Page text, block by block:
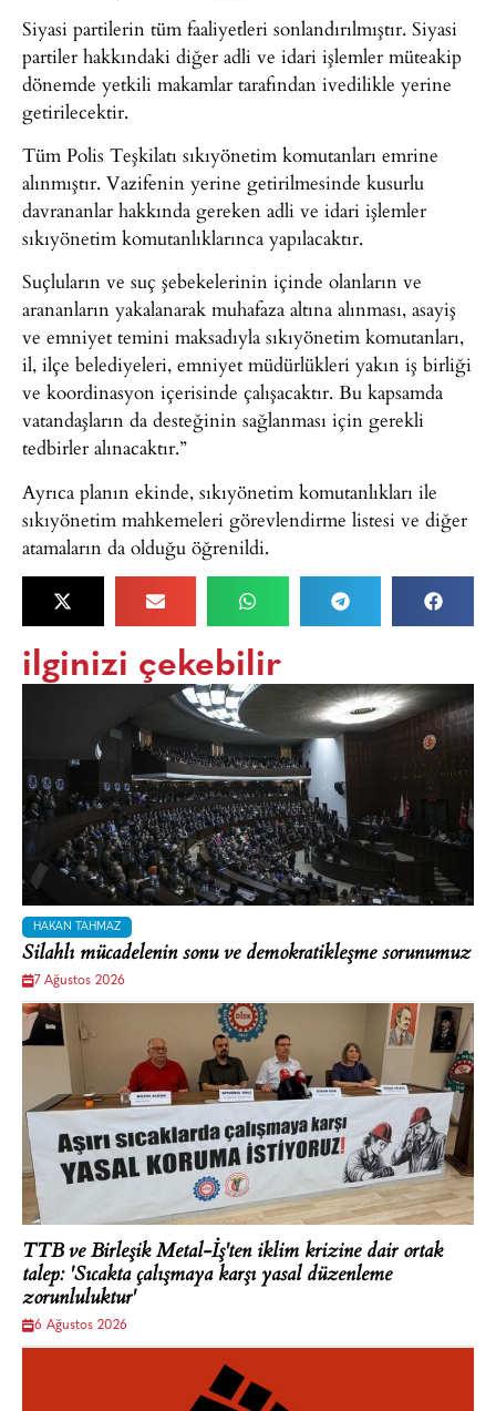
Siyasi partilerin tüm faaliyetleri sonlandırılmıştır. Siyasi
partiler hakkındaki diğer adli ve idari işlemler müteakip
dönemde yetkili makamlar tarafından ivedilikle yerine
getirilecektir.
Tüm Polis Teşkilatı sıkıyönetim komutanları emrine
alınmıştır. Vazifenin yerine getirilmesinde kusurlu
davrananlar hakkında gereken adli ve idari işlemler
sıkıyönetim komutanlıklarınca yapılacaktır.
Suçluların ve suç şebekelerinin içinde olanların ve
arananların yakalanarak muhafaza altına alınması, asayiş
ve emniyet temini maksadıyla sıkıyönetim komutanları,
il, ilçe belediyeleri, emniyet müdürlükleri yakın iş birliği
ve koordinasyon içerisinde çalışacaktır. Bu kapsamda
vatandaşların da desteğinin sağlanması için gerekli
tedbirler alınacaktır.”
Ayrıca planın ekinde, sıkıyönetim komutanlıkları ile
sıkıyönetim mahkemeleri görevlendirme listesi ve diğer
atamaların da olduğu öğrenildi.
ilginizi çekebilir
HAKAN TAHMAZ
Silahlı mücadelenin sonu ve demokratikleşme sorunumuz
7 Ağustos 2026
TTB ve Birleşik Metal-İş'ten iklim krizine dair ortak
talep: 'Sıcakta çalışmaya karşı yasal düzenleme
zorunluluktur'
6 Ağustos 2026